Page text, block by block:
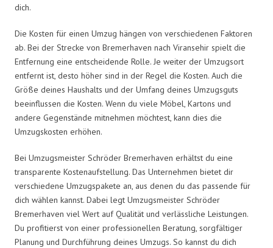
dich.
Die Kosten für einen Umzug hängen von verschiedenen Faktoren
ab. Bei der Strecke von Bremerhaven nach Viransehir spielt die
Entfernung eine entscheidende Rolle. Je weiter der Umzugsort
entfernt ist, desto höher sind in der Regel die Kosten. Auch die
Größe deines Haushalts und der Umfang deines Umzugsguts
beeinflussen die Kosten. Wenn du viele Möbel, Kartons und
andere Gegenstände mitnehmen möchtest, kann dies die
Umzugskosten erhöhen.
Bei Umzugsmeister Schröder Bremerhaven erhältst du eine
transparente Kostenaufstellung. Das Unternehmen bietet dir
verschiedene Umzugspakete an, aus denen du das passende für
dich wählen kannst. Dabei legt Umzugsmeister Schröder
Bremerhaven viel Wert auf Qualität und verlässliche Leistungen.
Du profitierst von einer professionellen Beratung, sorgfältiger
Planung und Durchführung deines Umzugs. So kannst du dich